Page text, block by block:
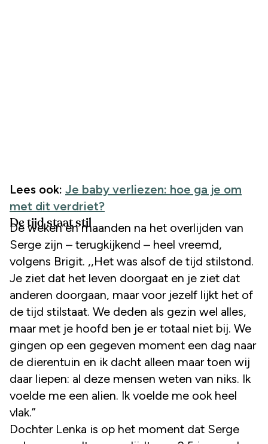
Lees ook: Je baby verliezen: hoe ga je om
met dit verdriet?
De tijd staat stil
De weken en maanden na het overlijden van
Serge zijn – terugkijkend – heel vreemd,
volgens Brigit. ,,Het was alsof de tijd stilstond.
Je ziet dat het leven doorgaat en je ziet dat
anderen doorgaan, maar voor jezelf lijkt het of
de tijd stilstaat. We deden als gezin wel alles,
maar met je hoofd ben je er totaal niet bij. We
gingen op een gegeven moment een dag naar
de dierentuin en ik dacht alleen maar toen wij
daar liepen: al deze mensen weten van niks. Ik
voelde me een alien. Ik voelde me ook heel
vlak.”
Dochter Lenka is op het moment dat Serge